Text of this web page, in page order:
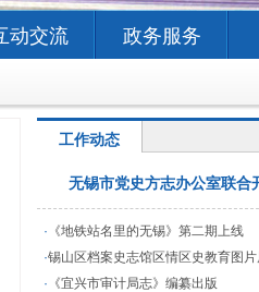
动交流 政务服务
工作动态
无锡市党史方志办公室联合
· 《地铁站名里的无锡》第二期上线
·锡山区档案史志馆区情区史教育图
· 《宜兴市审计局志》编纂出版